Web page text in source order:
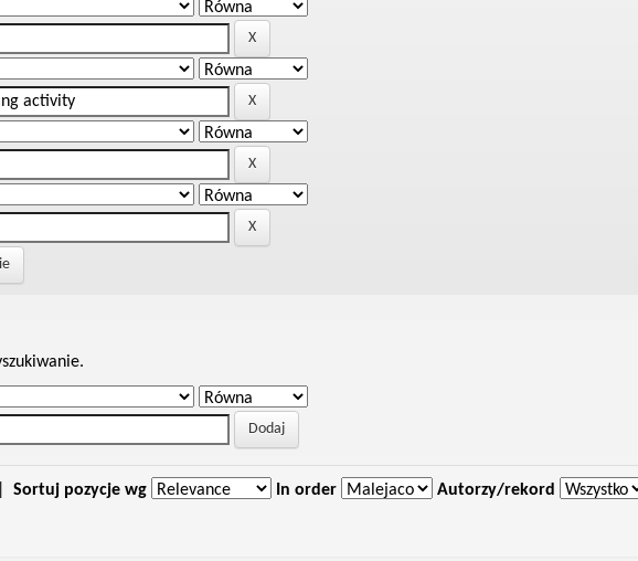
Sortuj pozycje wg In order Autorzy/rekord